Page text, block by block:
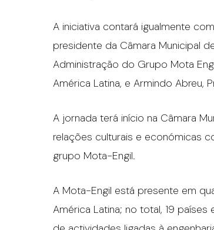
A iniciativa contará igualmente
presidente da Câmara Municipal
Administração do Grupo Mota
América Latina, e Armindo Abreu,
A jornada terá início na Câmara
relações culturais e económicas
grupo Mota-Engil.
A Mota-Engil está presente em
América Latina; no total, 19